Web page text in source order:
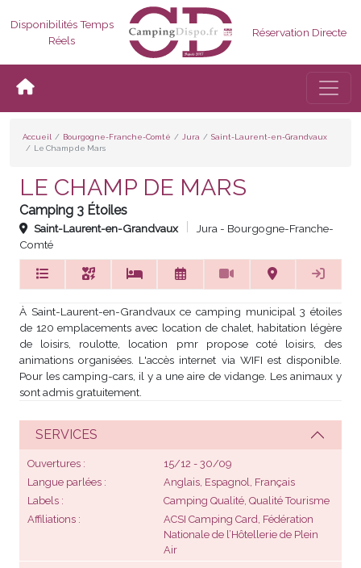
Disponibilités Temps
Réels
Réservation Directe
Accueil Bourgogne-Franche-Comté Jura
Saint-Laurent-en-Grandvaux
Le Champ de Mars
LE CHAMP DE MARS
Camping 3 Étoiles
Saint-Laurent-en-Grandvaux
Jura - Bourgogne-Franche-
Comté
À Saint-Laurent-en-Grandvaux ce camping municipal 3 étoiles
de 120 emplacements avec location de chalet, habitation légère
de loisirs, roulotte, location pmr propose coté loisirs, des
animations organisées. L'accès internet via WIFI est disponible.
Pour les camping-cars, il y a une aire de vidange. Les animaux y
sont admis gratuitement.
SERVICES
Ouvertures
15/12 - 30/09
Langue parlées
Anglais, Espagnol, Français
Labels
Camping Qualité, Qualité Tourisme
Affiliations
ACSI Camping Card, Fédération
Nationale de l’Hôtellerie de Plein
Air